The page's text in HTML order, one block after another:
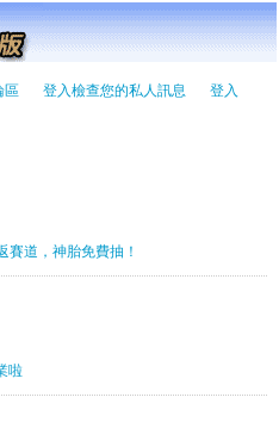
區 登入檢查您的私人訊息 登入
賽道，神胎免費抽！
啦